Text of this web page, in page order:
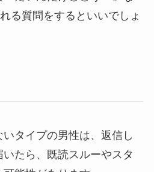
る質問をするといいでしょ
タイプの男性は、返信し
たら、既読スルーやスタ